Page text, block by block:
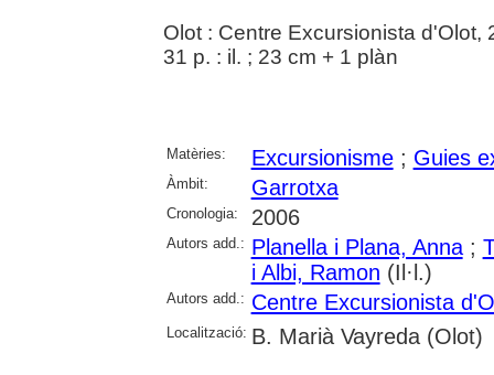
Olot : Centre Excursionista d'Olot,
31 p. : il. ; 23 cm + 1 plàn
Matèries: Excursionisme; Guies
Àmbit: Garrotxa
Cronologia: 2006
Autors add.: Planella i Plana, Anna;
i Albi, Ramon (Il·l.)
Autors add.: Centre Excursionista
Localització: B. Marià Vayreda (Olot)